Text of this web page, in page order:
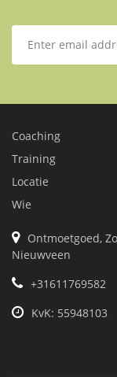
Coaching
Training
Locatie
Wie
Ontmoetgoed,
Nieuwveen
+31611769582
KvK: 55948103